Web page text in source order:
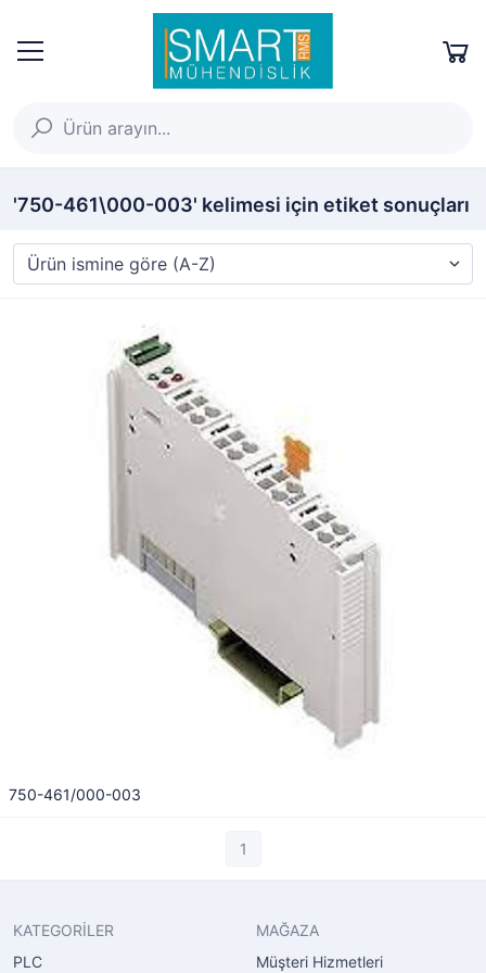
'750-461\000-003' kelimesi için etiket sonuçları
750-461/000-003
1
KATEGORİLER
PLC
MAĞAZA
Müşteri Hizmetleri